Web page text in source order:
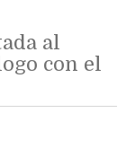
al
con el